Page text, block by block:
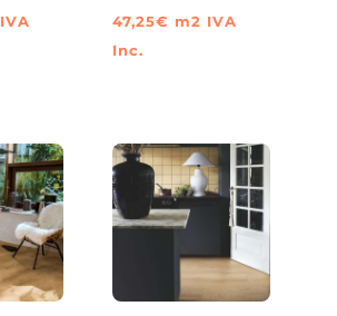
IVA
47,25€ m2 IVA
Inc.